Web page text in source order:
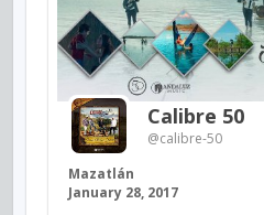
Calibre 50
@calibre-50
Mazatlán
January 28, 2017